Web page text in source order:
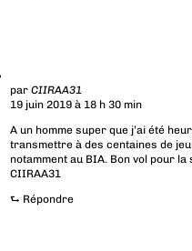
parCIIRAA31
19 juin 2019 à 18 h 30 min
A un homme super que j’ai été
transmettre à des centaines de
notamment au BIA. Bon vol pour la
CIIRAA31
⮑ Répondre